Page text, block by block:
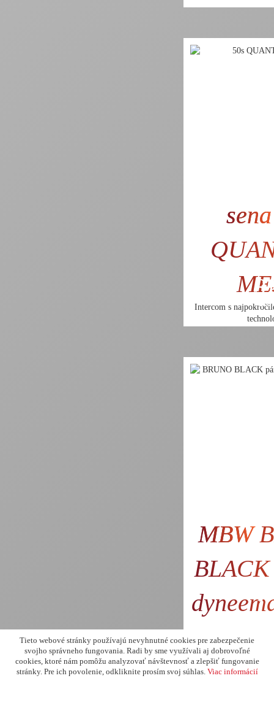
sena
Intercom s
MBW
BLACK
Tieto webové stránky používajú nevyhnutné cookies pre zabezpečenie
svojho správneho fungovania. Radi by sme využívali aj dobrovoľné
cookies, ktoré nám pomôžu analyzovať návštevnosť a zlepšiť fungovanie
stránky. Pre ich povolenie, odkliknite prosím svoj súhlas. Viac informácií